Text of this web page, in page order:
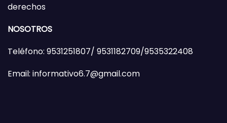
derechos
NOSOTROS
Teléfono: 9531251807/ 9531182709/9535322408
Email: informativo6.7@gmail.com